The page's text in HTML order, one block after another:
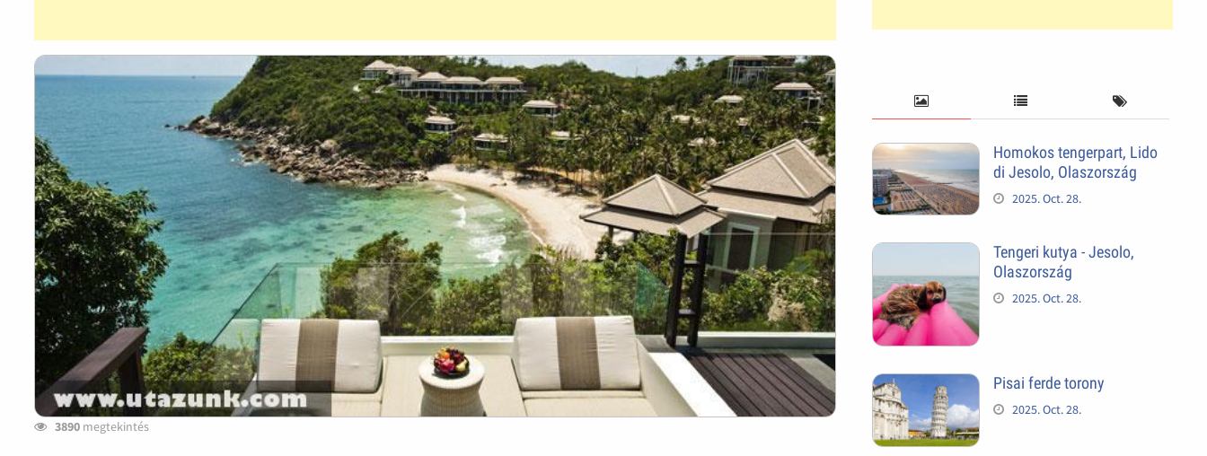
3890 megtekintés
Homokos tengerpart, Lido
di Jesolo, Olaszország
2025. Oct. 28.
Tengeri kutya - Jesolo,
Olaszország
2025. Oct. 28.
Pisai ferde torony
2025. Oct. 28.